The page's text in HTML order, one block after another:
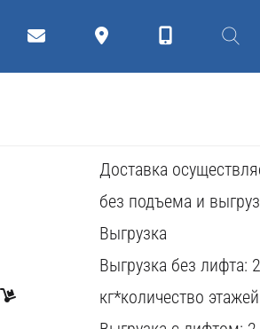
Д С АВ
доставка
Доставка
без подъема и
Выгрузка
Выгрузка без лифта:
кг*количество